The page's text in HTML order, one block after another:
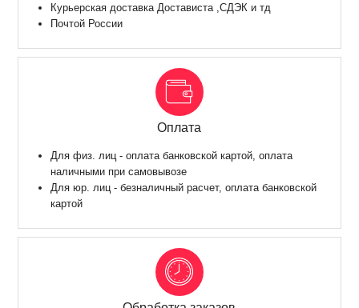
Курьерская доставка Достависта ,СДЭК и тд
Почтой России
Оплата
Для физ. лиц - оплата банковской картой, оплата
наличными при самовывозе
Для юр. лиц - безналичный расчет, оплата банковской
картой